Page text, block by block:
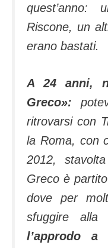
Riscone, un
erano bastati.
A 24 anni,
Greco»:
ritrovarsi con
la Roma, con
2012,
Greco è
dove per
sfuggire alla
l’approdo a